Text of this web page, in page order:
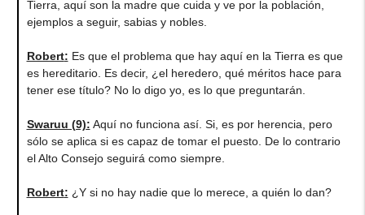
Tierra, aquí son la madre que cuida y ve por la población,
ejemplos a seguir, sabias y nobles.
Robert: Es que el problema que hay aquí en la Tierra es que
es hereditario. Es decir, ¿el heredero, qué méritos hace para
tener ese título? No lo digo yo, es lo que preguntarán.
Swaruu (9): Aquí no funciona así. Si, es por herencia, pero
sólo se aplica si es capaz de tomar el puesto. De lo contrario
el Alto Consejo seguirá como siempre.
Robert: ¿Y si no hay nadie que lo merece, a quién lo dan?